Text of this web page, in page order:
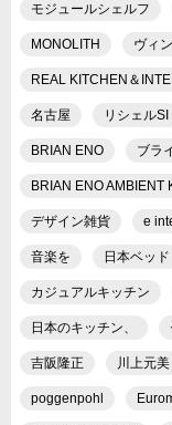
モジュールシェルフ
MONOLITH ヴィ
REAL KITCHEN＆
名古屋 リシェルSI
BRIAN ENO ブラ
BRIAN ENO AMBIENT
デザイン雑貨 e
音楽を 日本ベッド
カジュアルキッチン
日本のキッチン、
吉阪隆正 川上元美
poggenpohl